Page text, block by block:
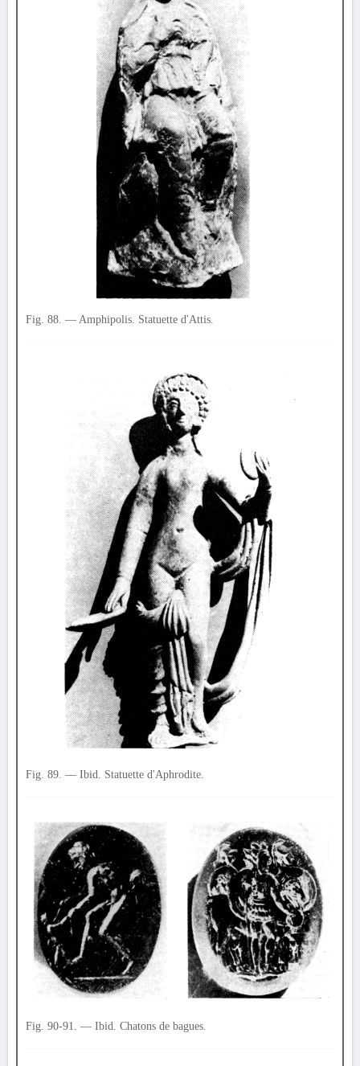
Fig. 88. — Amphipolis. Statuette d'Attis.
Fig. 89. — Ibid. Statuette d'Aphrodite.
Fig. 90-91. — Ibid. Chatons de bagues.